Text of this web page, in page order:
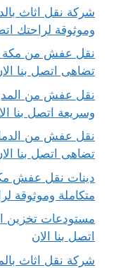
وموثوقة لراحتك
تضاهى اتصل بنا
وسريعة اتصل بنا
تضاهى اتصل بنا
متكاملة وموثوقة
اتصل بنا الان